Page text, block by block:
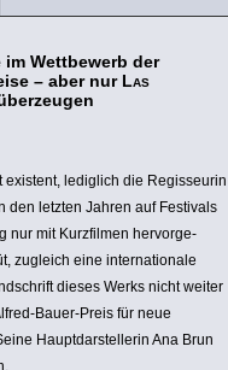
Wettbewerb der
– aber nur Las
existent, lediglich die Regis­seurin
den letzten Jahren auf Festivals
nur mit Kurz­filmen hervor­ge­
zugleich eine inter­na­tio­nale
dieses Werks nicht weiter
Bauer-Preis für neue
Haupt­dar­stel­lerin Ana Brun